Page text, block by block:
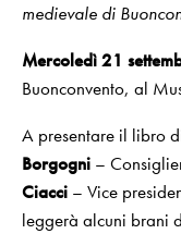
medievale di
Mercoledì 21
Buonconvento, al
A presentare il libro
Borgogni –
Ciacci – Vice
leggerà alcuni brani